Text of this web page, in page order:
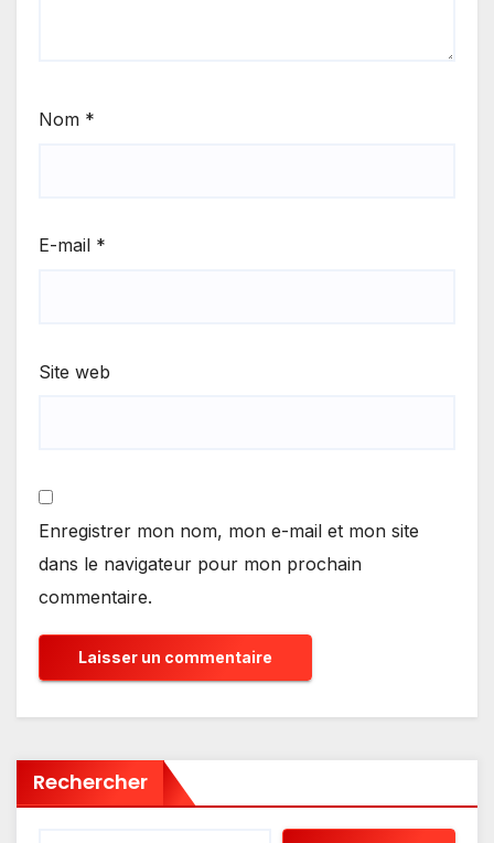
Nom *
E-mail *
Site web
Enregistrer mon nom, mon e-mail et mon site
dans le navigateur pour mon prochain
commentaire.
Rechercher